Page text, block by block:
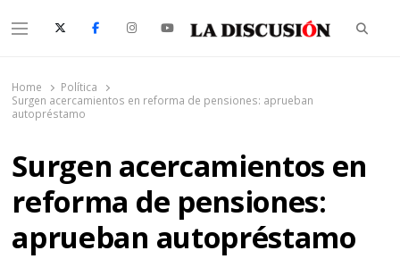
Menu
Home
Política
Surgen acercamientos en reforma de pensiones: aprueban
autopréstamo
Surgen acercamientos en
reforma de pensiones:
aprueban autopréstamo